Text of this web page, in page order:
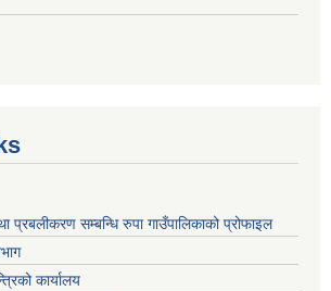
प्रबलीकरण सम्बन्धि रुपा गाउँपालिकाको प्रोफाइल
कार्यालय